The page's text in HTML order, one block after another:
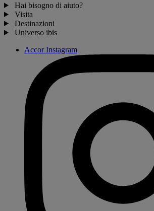
Hai bisogno di aiuto?
Visita
Destinazioni
Universo ibis
Accor Instagram